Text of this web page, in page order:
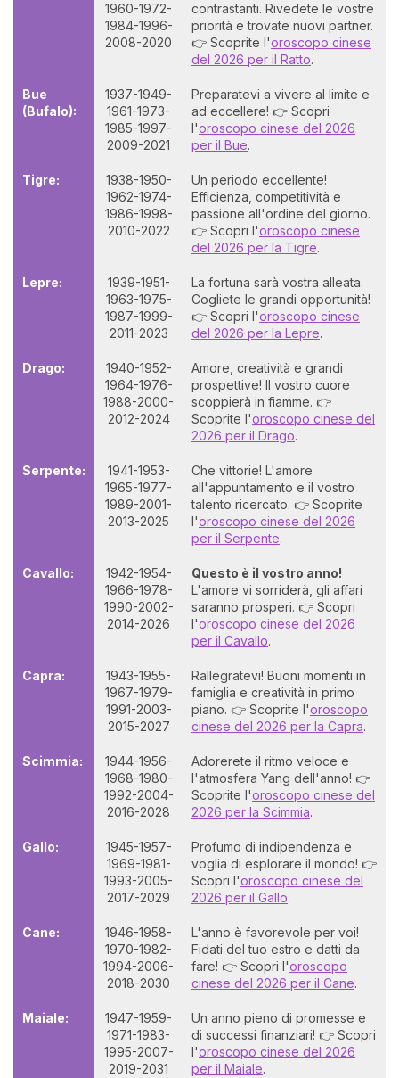
1960-1972-
1984-1996-
2008-2020
contrastanti. Rivedete le vostre
priorità e trovate nuovi partner.
👉 Scoprite l'oroscopo cinese
del 2026 per il Ratto.
Bue
(Bufalo):
1937-1949-
1961-1973-
1985-1997-
2009-2021
Preparatevi a vivere al limite e
ad eccellere! 👉 Scopri
l'oroscopo cinese del 2026
per il Bue.
Tigre:
1938-1950-
1962-1974-
1986-1998-
2010-2022
Un periodo eccellente!
Efficienza, competitività e
passione all'ordine del giorno.
👉 Scopri l'oroscopo cinese
del 2026 per la Tigre.
Lepre:
1939-1951-
1963-1975-
1987-1999-
2011-2023
La fortuna sarà vostra alleata.
Cogliete le grandi opportunità!
👉 Scopri l'oroscopo cinese
del 2026 per la Lepre.
Drago:
1940-1952-
1964-1976-
1988-2000-
2012-2024
Amore, creatività e grandi
prospettive! Il vostro cuore
scoppierà in fiamme. 👉
Scoprite l'oroscopo cinese del
2026 per il Drago.
Serpente:
1941-1953-
1965-1977-
1989-2001-
2013-2025
Che vittorie! L'amore
all'appuntamento e il vostro
talento ricercato. 👉 Scoprite
l'oroscopo cinese del 2026
per il Serpente.
Cavallo:
1942-1954-
1966-1978-
1990-2002-
2014-2026
Questo è il vostro anno!
L'amore vi sorriderà, gli affari
saranno prosperi. 👉 Scopri
l'oroscopo cinese del 2026
per il Cavallo.
Capra:
1943-1955-
1967-1979-
1991-2003-
2015-2027
Rallegratevi! Buoni momenti in
famiglia e creatività in primo
piano. 👉 Scoprite l'oroscopo
cinese del 2026 per la Capra.
Scimmia:
1944-1956-
1968-1980-
1992-2004-
2016-2028
Adorerete il ritmo veloce e
l'atmosfera Yang dell'anno! 👉
Scoprite l'oroscopo cinese del
2026 per la Scimmia.
Gallo:
1945-1957-
1969-1981-
1993-2005-
2017-2029
Profumo di indipendenza e
voglia di esplorare il mondo! 👉
Scopri l'oroscopo cinese del
2026 per il Gallo.
Cane:
1946-1958-
1970-1982-
1994-2006-
2018-2030
L'anno è favorevole per voi!
Fidati del tuo estro e datti da
fare! 👉 Scopri l'oroscopo
cinese del 2026 per il Cane.
Maiale:
1947-1959-
1971-1983-
1995-2007-
2019-2031
Un anno pieno di promesse e
di successi finanziari! 👉 Scopri
l'oroscopo cinese del 2026
per il Maiale.